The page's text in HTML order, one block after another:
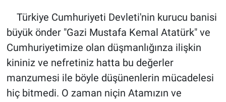
Türkiye Cumhuriyeti Devleti'nin kurucu banisi
büyük önder "Gazi Mustafa Kemal Atatürk" ve
Cumhuriyetimize olan düşmanlığınza ilişkin
kininiz ve nefretiniz hatta bu değerler
manzumesi ile böyle düşünenlerin mücadelesi
hiç bitmedi. O zaman niçin Atamızın ve